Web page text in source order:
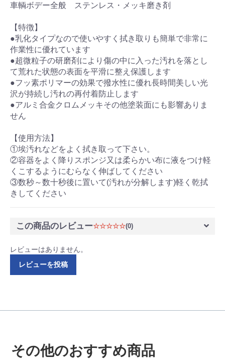
車輌ボデー全般 ステンレス・メッキ磨き剤
【特徴】
●乳化タイプなので使いやすく拭き取りも簡単で非常に
作業性に優れています
●超微粒子の研磨剤により傷の中に入った汚れを落とし
て荒れた状態の表面を平滑に整え保護します
●フッ素ポリマーの効果で撥水性に優れ長時間美しい光
沢が持続し汚れの再付着防止します
●アルミ合金クロムメッキその他塗装面にも影響ありま
せん
【使用方法】
①埃汚れなどをよく拭き取って下さい。
②容器をよく降りスポンジ又は柔らかい布に液をつけ軽
くこするようにむらなく伸ばしてください
③数秒～数十秒後に置いて(汚れが分解します)軽く乾拭
きしてください
この商品のレビュー☆☆☆☆☆(0)
レビューはありません。
レビューを投稿
その他のおすすめ商品